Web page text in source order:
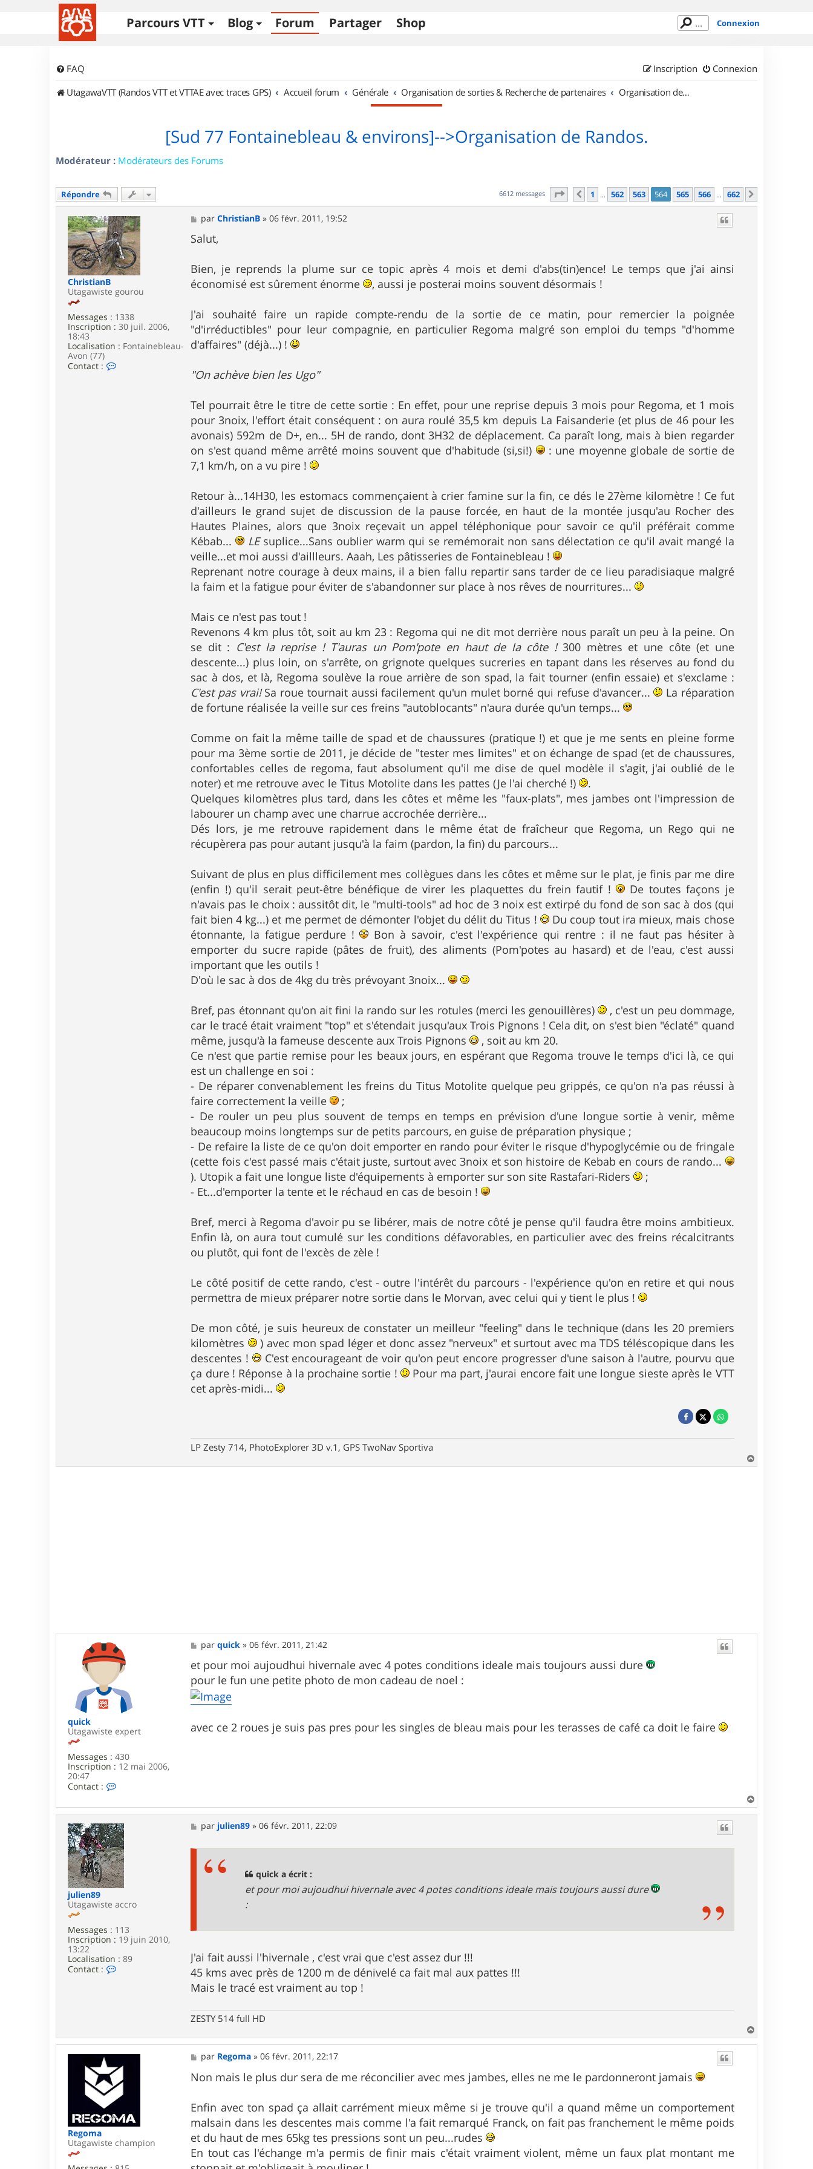
Parcours VTT Blog Forum Partager Shop Connexion
FAQ Connexion
Inscription
UtagawaVTT (Randos VTT et VTTAE avec traces GPS)
Accueil forum Générale Organisation de sorties & Recherche de partenaires Organisation de sorties en région Île de France
[Sud 77 Fontainebleau & environs]-->Organisation de Randos.
Modérateur : Modérateurs des Forums
Répondre 6612 messages Page 564 sur662
Précédent
1 … 562 563 564 565 566 … 662
ChristianB
Utagawiste gourou
Messages : 1338
Inscription : 30 juil. 2006,
18:43
Localisation : Fontainebleau-
Avon (77)
Contact :
M
e
s
s
g
e
parChristianB »06 févr. 2011, 19:52
Salut,
Bien, je reprends la plume sur ce topic après 4 mois et demi d'abs(tin)ence! Le temps que j'ai ainsi
économisé est sûrement énorme
, aussi je posterai moins souvent désormais !
J'ai souhaité faire un rapide compte-rendu de la sortie de ce matin, pour remercier la poignée
"d'irréductibles" pour leur compagnie, en particulier Regoma malgré son emploi du temps "d'homme
d'affaires" (déjà...) !
"On achève bien les Ugo"
Tel pourrait être le titre de cette sortie : En effet, pour une reprise depuis 3 mois pour Regoma, et 1 mois
pour 3noix, l'effort était conséquent : on aura roulé 35,5 km depuis La Faisanderie (et plus de 46 pour les
avonais) 592m de D+, en... 5H de rando, dont 3H32 de déplacement. Ca paraît long, mais à bien regarder
on s'est quand même arrêté moins souvent que d'habitude (si,si!)
: une moyenne globale de sortie de
7,1 km/h, on a vu pire !
Retour à...14H30, les estomacs commençaient à crier famine sur la fin, ce dés le 27ème kilomètre ! Ce fut
d'ailleurs le grand sujet de discussion de la pause forcée, en haut de la montée jusqu'au Rocher des
Hautes Plaines, alors que 3noix reçevait un appel téléphonique pour savoir ce qu'il préférait comme
Kébab...
LEsuplice...Sans oublier warm qui se remémorait non sans délectation ce qu'il avait mangé la
veille...et moi aussi d'aillleurs. Aaah, Les pâtisseries de Fontainebleau !
Reprenant notre courage à deux mains, il a bien fallu repartir sans tarder de ce lieu paradisiaque malgré
la faim et la fatigue pour éviter de s'abandonner sur place à nos rêves de nourritures...
Mais ce n'est pas tout !
Revenons 4 km plus tôt, soit au km 23 : Regoma qui ne dit mot derrière nous paraît un peu à la peine. On
se dit : C'est la reprise ! T'auras un Pom'pote en haut de la côte !300 mètres et une côte (et une
descente...) plus loin, on s'arrête, on grignote quelques sucreries en tapant dans les réserves au fond du
sac à dos, et là, Regoma soulève la roue arrière de son spad, la fait tourner (enfin essaie) et s'exclame :
C'est pas vrai!Sa roue tournait aussi facilement qu'un mulet borné qui refuse d'avancer...
La réparation
de fortune réalisée la veille sur ces freins "autoblocants" n'aura durée qu'un temps...
Comme on fait la même taille de spad et de chaussures (pratique !) et que je me sents en pleine forme
pour ma 3ème sortie de 2011, je décide de "tester mes limites" et on échange de spad (et de chaussures,
confortables celles de regoma, faut absolument qu'il me dise de quel modèle il s'agit, j'ai oublié de le
noter) et me retrouve avec le Titus Motolite dans les pattes (Je l'ai cherché !)
.
Quelques kilomètres plus tard, dans les côtes et même les "faux-plats", mes jambes ont l'impression de
labourer un champ avec une charrue accrochée derrière...
Dés lors, je me retrouve rapidement dans le même état de fraîcheur que Regoma, un Rego qui ne
récupèrera pas pour autant jusqu'à la faim (pardon, la fin) du parcours...
Suivant de plus en plus difficilement mes collègues dans les côtes et même sur le plat, je finis par me dire
(enfin !) qu'il serait peut-être bénéfique de virer les plaquettes du frein fautif !
De toutes façons je
n'avais pas le choix : aussitôt dit, le "multi-tools" ad hoc de 3 noix est extirpé du fond de son sac à dos (qui
fait bien 4 kg...) et me permet de démonter l'objet du délit du Titus !
Du coup tout ira mieux, mais chose
étonnante, la fatigue perdure !
Bon à savoir, c'est l'expérience qui rentre : il ne faut pas hésiter à
emporter du sucre rapide (pâtes de fruit), des aliments (Pom'potes au hasard) et de l'eau, c'est aussi
important que les outils !
D'où le sac à dos de 4kg du très prévoyant 3noix...
Bref, pas étonnant qu'on ait fini la rando sur les rotules (merci les genouillères)
, c'est un peu dommage,
car le tracé était vraiment "top" et s'étendait jusqu'aux Trois Pignons ! Cela dit, on s'est bien "éclaté" quand
même, jusqu'à la fameuse descente aux Trois Pignons
, soit au km 20.
Ce n'est que partie remise pour les beaux jours, en espérant que Regoma trouve le temps d'ici là, ce qui
est un challenge en soi :
- De réparer convenablement les freins du Titus Motolite quelque peu grippés, ce qu'on n'a pas réussi à
faire correctement la veille
;
- De rouler un peu plus souvent de temps en temps en prévision d'une longue sortie à venir, même
beaucoup moins longtemps sur de petits parcours, en guise de préparation physique ;
- De refaire la liste de ce qu'on doit emporter en rando pour éviter le risque d'hypoglycémie ou de fringale
(cette fois c'est passé mais c'était juste, surtout avec 3noix et son histoire de Kebab en cours de rando...
). Utopik a fait une longue liste d'équipements à emporter sur son site Rastafari-Riders
;
- Et...d'emporter la tente et le réchaud en cas de besoin !
Bref, merci à Regoma d'avoir pu se libérer, mais de notre côté je pense qu'il faudra être moins ambitieux.
Enfin là, on aura tout cumulé sur les conditions défavorables, en particulier avec des freins récalcitrants
ou plutôt, qui font de l'excès de zèle !
Le côté positif de cette rando, c'est - outre l'intérêt du parcours - l'expérience qu'on en retire et qui nous
permettra de mieux préparer notre sortie dans le Morvan, avec celui qui y tient le plus !
De mon côté, je suis heureux de constater un meilleur "feeling" dans le technique (dans les 20 premiers
kilomètres
) avec mon spad léger et donc assez "nerveux" et surtout avec ma TDS téléscopique dans les
descentes !
C'est encourageant de voir qu'on peut encore progresser d'une saison à l'autre, pourvu que
ça dure ! Réponse à la prochaine sortie !
Pour ma part, j'aurai encore fait une longue sieste après le VTT
cet après-midi...
LP Zesty 714, PhotoExplorer 3D v.1, GPS TwoNav Sportiva
a
quick
Utagawiste expert
Messages : 430
Inscription : 12 mai 2006,
20:47
Contact :
t
a
c
t
e
r
q
u
i
c
k
M
e
s
s
a
g
e
parquick »06 févr. 2011, 21:42
et pour moi aujoudhui hivernale avec 4 potes conditions ideale mais toujours aussi dure
pour le fun une petite photo de mon cadeau de noel :
avec ce 2 roues je suis pas pres pour les singles de bleau mais pour les terasses de café ca doit le faire
a
julien89
Utagawiste accro
Messages : 113
Inscription : 19 juin 2010,
13:22
Localisation : 89
Contact :
r
j
u
i
e
n
8
9
M
e
par julien89 »06 févr. 2011, 22:09
quick a écrit :
et pour moi aujoudhui hivernale avec 4 potes conditions ideale mais toujours aussi dure
:
J'ai fait aussi l'hivernale , c'est vrai que c'est assez dur !!!
45 kms avec près de 1200 m de dénivelé ca fait mal aux pattes !!!
Mais le tracé est vraiment au top !
ZESTY 514 full HD
a
Regoma
Utagawiste champion
M
e
s
s
g
e
par Regoma »06 févr. 2011, 22:17
Non mais le plus dur sera de me réconcilier avec mes jambes, elles ne me le pardonneront jamais
Enfin avec ton spad ça allait carrément mieux même si je trouve qu'il a quand même un comportement
malsain dans les descentes mais comme l'a fait remarqué Franck, on fait pas franchement le même poids
et du haut de mes 65kg tes pressions sont un peu...rudes
En tout cas l'échange m'a permis de finir mais c'était vraiment violent, même un faux plat montant me